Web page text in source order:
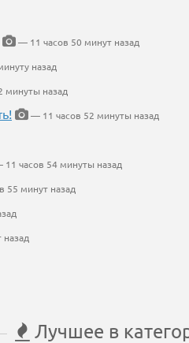
— 11 часов 50 минут назад
назад
минуты назад
— 11 часов 52 минуты назад
часов 54 минуты назад
55 минут назад
Лучшее в